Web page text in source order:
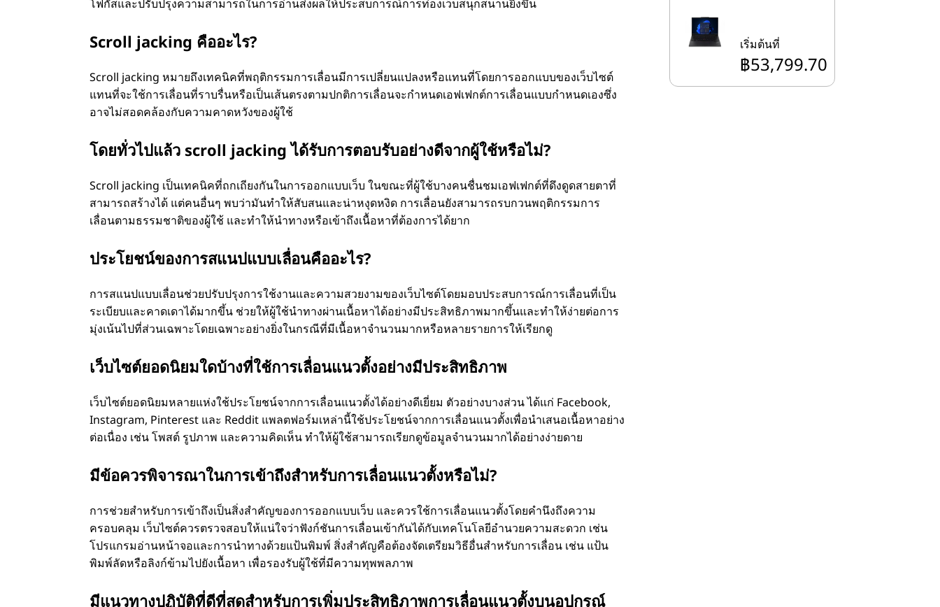
โฟกัสและปรับปรุงความสามารถในการอ่านส่งผลให้ประสบการณ์การท่องเว็บสนุกสนานยิ่งขึ้น
Scroll jacking คืออะไร?
Scroll jacking หมายถึงเทคนิคที่พฤติกรรมการเลื่อนมีการเปลี่ยนแปลงหรือแทนที่โดยการออกแบบของเว็บไซต์
แทนที่จะใช้การเลื่อนที่ราบรื่นหรือเป็นเส้นตรงตามปกติการเลื่อนจะกําหนดเอฟเฟกต์การเลื่อนแบบกําหนดเองซึ่ง
อาจไม่สอดคล้องกับความคาดหวังของผู้ใช้
โดยทั่วไปแล้ว scroll jacking ได้รับการตอบรับอย่างดีจากผู้ใช้หรือไม่?
Scroll jacking เป็นเทคนิคที่ถกเถียงกันในการออกแบบเว็บ ในขณะที่ผู้ใช้บางคนชื่นชมเอฟเฟกต์ที่ดึงดูดสายตาที่
สามารถสร้างได้ แต่คนอื่นๆ พบว่ามันทําให้สับสนและน่าหงุดหงิด การเลื่อนยังสามารถรบกวนพฤติกรรมการ
เลื่อนตามธรรมชาติของผู้ใช้ และทําให้นําทางหรือเข้าถึงเนื้อหาที่ต้องการได้ยาก
ประโยชน์ของการสแนปแบบเลื่อนคืออะไร?
การสแนปแบบเลื่อนช่วยปรับปรุงการใช้งานและความสวยงามของเว็บไซต์โดยมอบประสบการณ์การเลื่อนที่เป็น
ระเบียบและคาดเดาได้มากขึ้น ช่วยให้ผู้ใช้นําทางผ่านเนื้อหาได้อย่างมีประสิทธิภาพมากขึ้นและทําให้ง่ายต่อการ
มุ่งเน้นไปที่ส่วนเฉพาะโดยเฉพาะอย่างยิ่งในกรณีที่มีเนื้อหาจํานวนมากหรือหลายรายการให้เรียกดู
เว็บไซต์ยอดนิยมใดบ้างที่ใช้การเลื่อนแนวตั้งอย่างมีประสิทธิภาพ
เว็บไซต์ยอดนิยมหลายแห่งใช้ประโยชน์จากการเลื่อนแนวตั้งได้อย่างดีเยี่ยม ตัวอย่างบางส่วน ได้แก่ Facebook,
Instagram, Pinterest และ Reddit แพลตฟอร์มเหล่านี้ใช้ประโยชน์จากการเลื่อนแนวตั้งเพื่อนําเสนอเนื้อหาอย่าง
ต่อเนื่อง เช่น โพสต์ รูปภาพ และความคิดเห็น ทําให้ผู้ใช้สามารถเรียกดูข้อมูลจํานวนมากได้อย่างง่ายดาย
มีข้อควรพิจารณาในการเข้าถึงสําหรับการเลื่อนแนวตั้งหรือไม่?
การช่วยสําหรับการเข้าถึงเป็นสิ่งสําคัญของการออกแบบเว็บ และควรใช้การเลื่อนแนวตั้งโดยคํานึงถึงความ
ครอบคลุม เว็บไซต์ควรตรวจสอบให้แน่ใจว่าฟังก์ชันการเลื่อนเข้ากันได้กับเทคโนโลยีอํานวยความสะดวก เช่น
โปรแกรมอ่านหน้าจอและการนําทางด้วยแป้นพิมพ์ สิ่งสําคัญคือต้องจัดเตรียมวิธีอื่นสําหรับการเลื่อน เช่น แป้น
พิมพ์ลัดหรือลิงก์ข้ามไปยังเนื้อหา เพื่อรองรับผู้ใช้ที่มีความทุพพลภาพ
มีแนวทางปฏิบัติที่ดีที่สุดสําหรับการเพิ่มประสิทธิภาพการเลื่อนแนวตั้งบนอุปกรณ์
เริ่มต้นที่
฿53,799.70